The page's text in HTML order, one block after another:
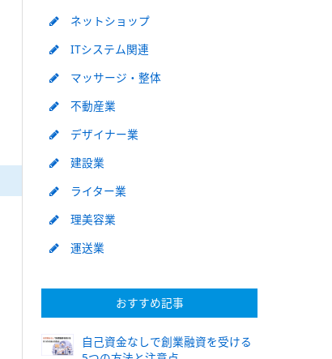
ネットショップ
ITシステム関連
マッサージ・整体
不動産業
デザイナー業
建設業
ライター業
理美容業
運送業
おすすめ記事
自己資金なしで創業融資を受ける